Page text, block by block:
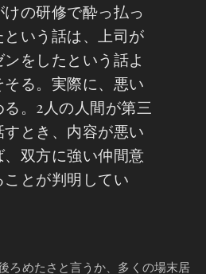
の研修で酔っ払っ
いう話は、上司が
をしたという話よ
そる。実際に、悪い
。2人の人間が第三
とき、内容が悪い
双方に強い仲間意
とが判明してい
ろめたさと言うか、多くの場末居